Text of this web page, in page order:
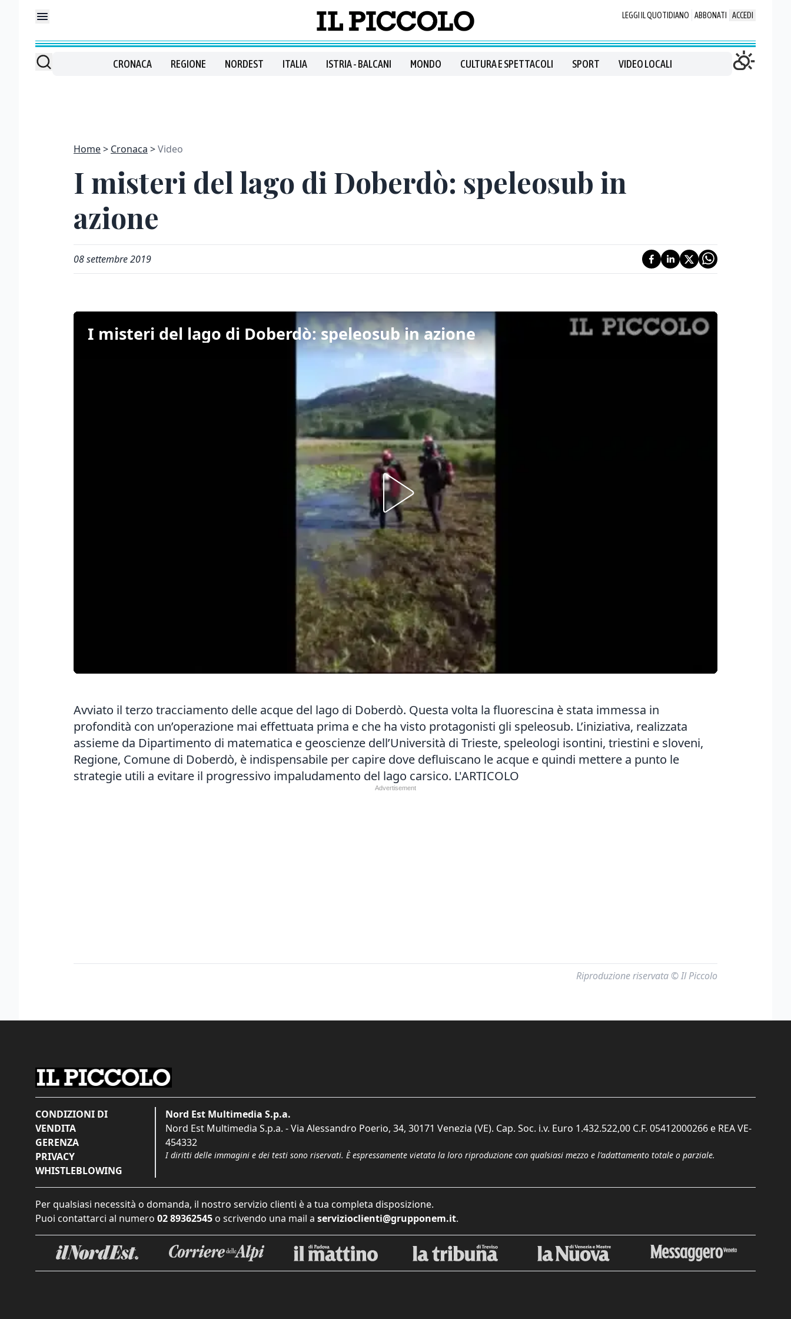
LEGGI IL QUOTIDIANO ABBONATI ACCEDI
CRONACA REGIONE NORDEST ITALIA ISTRIA - BALCANI MONDO CULTURA E SPETTACOLI SPORT VIDEO LOCALI
Home Cronaca Video
I misteri del lago di Doberdò: speleosub in
azione
08 settembre 2019
I misteri del lago di Doberdò: speleosub in azione
Avviato il terzo tracciamento delle acque del lago di Doberdò. Questa volta la fluorescina è stata immessa in
profondità con un’operazione mai effettuata prima e che ha visto protagonisti gli speleosub. L’iniziativa, realizzata
assieme da Dipartimento di matematica e geoscienze dell’Università di Trieste, speleologi isontini, triestini e sloveni,
Regione, Comune di Doberdò, è indispensabile per capire dove defluiscano le acque e quindi mettere a punto le
strategie utili a evitare il progressivo impaludamento del lago carsico. L'ARTICOLO
Riproduzione riservata © Il Piccolo
CONDIZIONI DI
VENDITA
GERENZA
PRIVACY
WHISTLEBLOWING
Nord Est Multimedia S.p.a.
Nord Est Multimedia S.p.a. - Via Alessandro Poerio, 34, 30171 Venezia (VE). Cap. Soc. i.v. Euro 1.432.522,00 C.F. 05412000266 e REA VE-
454332
I diritti delle immagini e dei testi sono riservati. È espressamente vietata la loro riproduzione con qualsiasi mezzo e l'adattamento totale o parziale.
Per qualsiasi necessità o domanda, il nostro servizio clienti è a tua completa disposizione.
Puoi contattarci al numero 02 89362545 o scrivendo una mail a servizioclienti@grupponem.it.